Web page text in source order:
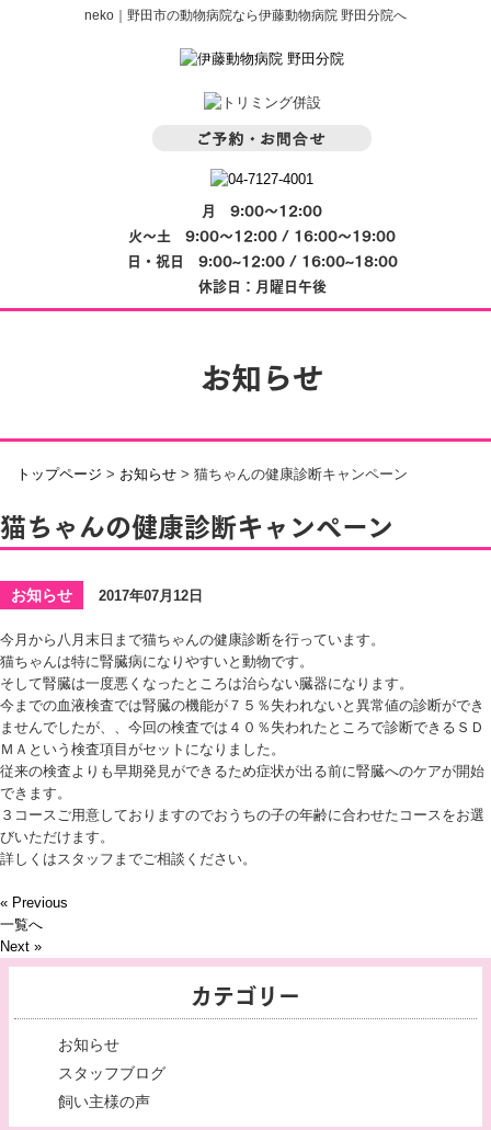
neko｜野田市の動物病院なら伊藤動物病院 野田分院へ
月 9:00～12:00
火～土 9:00～12:00 / 16:00～19:00
日・祝日 9:00~12:00 / 16:00~18:00
休診日：月曜日午後
お知らせ
トップページ > お知らせ > 猫ちゃんの健康診断キャンペーン
猫ちゃんの健康診断キャンペーン
お知らせ 2017年07月12日
今月から八月末日まで猫ちゃんの健康診断を行っています。
猫ちゃんは特に腎臓病になりやすいと動物です。
そして腎臓は一度悪くなったところは治らない臓器になります。
今までの血液検査では腎臓の機能が７５％失われないと異常値の診断ができ
ませんでしたが、、今回の検査では４０％失われたところで診断できるＳＤ
ＭＡという検査項目がセットになりました。
従来の検査よりも早期発見ができるため症状が出る前に腎臓へのケアが開始
できます。
３コースご用意しておりますのでおうちの子の年齢に合わせたコースをお選
びいただけます。
詳しくはスタッフまでご相談ください。
« Previous
一覧へ
Next »
カテゴリー
お知らせ
スタッフブログ
飼い主様の声